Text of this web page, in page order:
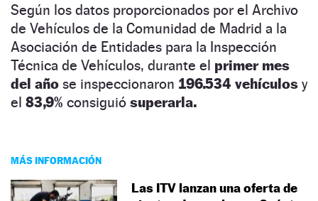
Según los datos proporcionados por el Archivo
de Vehículos de la Comunidad de Madrid a la
Asociación de Entidades para la Inspección
Técnica de Vehículos, durante el primer mes
del año se inspeccionaron 196.534 vehículos y
el 83,9% consiguió superarla.
MÁS INFORMACIÓN
Las ITV lanzan una oferta de